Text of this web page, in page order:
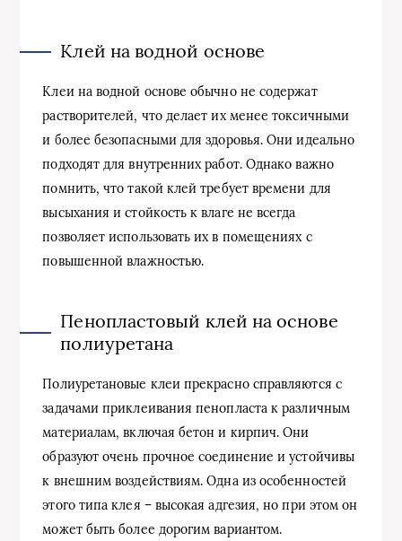
Клей на водной основе
Клеи на водной основе обычно не содержат
растворителей, что делает их менее токсичными
и более безопасными для здоровья. Они идеально
подходят для внутренних работ. Однако важно
помнить, что такой клей требует времени для
высыхания и стойкость к влаге не всегда
позволяет использовать их в помещениях с
повышенной влажностью.
Пенопластовый клей на основе
полиуретана
Полиуретановые клеи прекрасно справляются с
задачами приклеивания пенопласта к различным
материалам, включая бетон и кирпич. Они
образуют очень прочное соединение и устойчивы
к внешним воздействиям. Одна из особенностей
этого типа клея – высокая адгезия, но при этом он
может быть более дорогим вариантом.